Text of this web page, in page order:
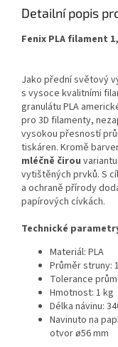
Detailní popis
Fenix PLA filament
Jako přední světový
s vysoce kvalitními
granulátu PLA
pro 3D filamenty,
vysokou přesností
tiskáren. Kromě
mléčně čirou
vytištěných prvků. S
a ochraně přírody
papírových cívkách.
Technické
Materiál: PLA
Průměr struny:
Tolerance
Hmotnost: 1 kg
Délka návinu:
Navinuto na
otvor ø56 mm